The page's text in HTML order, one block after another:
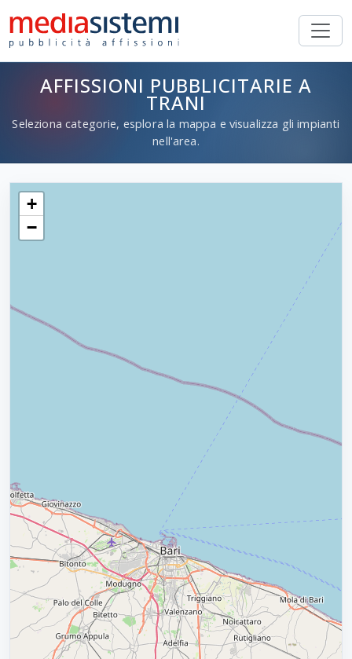
AFFISSIONI PUBBLICITARIE A
TRANI
Seleziona categorie, esplora la mappa e visualizza gli impianti
nell'area.
+
−